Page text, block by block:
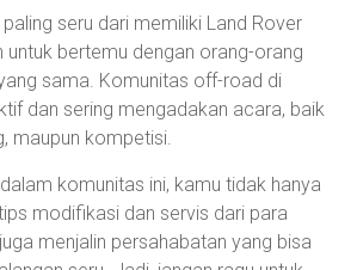
seru dari memiliki Land Rover
bertemu dengan orang-orang
sama. Komunitas off-road di
dan sering mengadakan acara, baik
maupun kompetisi.
komunitas ini, kamu tidak hanya
modifikasi dan servis dari para
menjalin persahabatan yang bisa